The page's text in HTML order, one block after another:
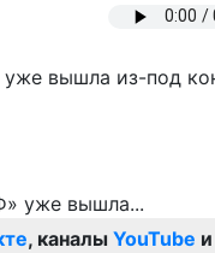
вышла из-под
, каналы YouTube и